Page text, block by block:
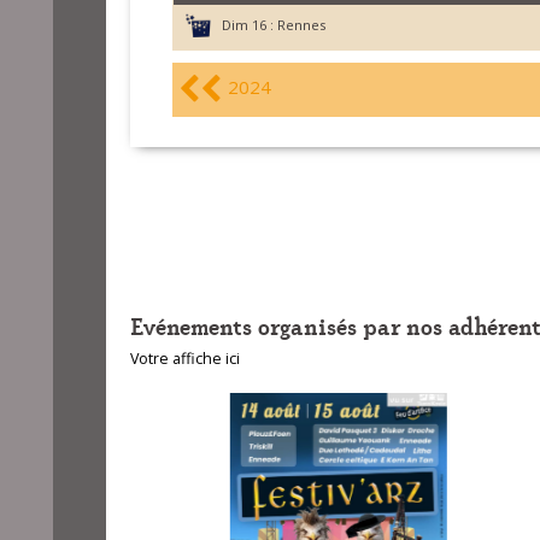
Dim 16 : Rennes
2024
Evénements organisés par nos
Votre affiche ici